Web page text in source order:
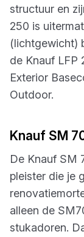
structuur en
250 is
(lichtgewicht)
de Knauf LFP
Exterior
Outdoor.
Knauf SM
De Knauf SM
pleister die je
alleen de
stukadoren.